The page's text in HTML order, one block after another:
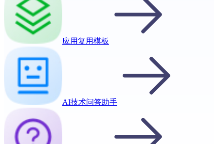
应用复用模板
AI技术问答助手